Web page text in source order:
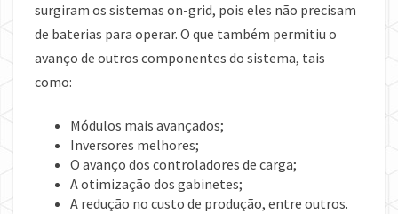
surgiram os sistemas on-grid, pois eles não precisam
de baterias para operar. O que também permitiu o
avanço de outros componentes do sistema, tais
como:
Módulos mais avançados;
Inversores melhores;
O avanço dos controladores de carga;
A otimização dos gabinetes;
A redução no custo de produção, entre outros.